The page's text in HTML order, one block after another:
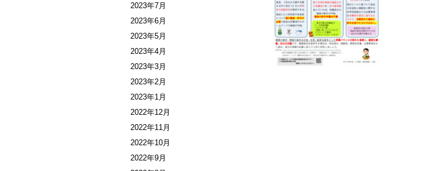
2023年7月
2023年6月
2023年5月
2023年4月
2023年3月
2023年2月
2023年1月
2022年12月
2022年11月
2022年10月
2022年9月